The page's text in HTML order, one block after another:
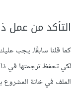
التأكد من عمل
لكي تحفظ ترجمتها في